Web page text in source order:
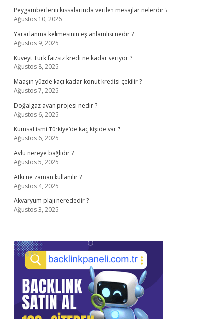
Peygamberlerin kıssalarında verilen mesajlar nelerdir ?
Ağustos 10, 2026
Yararlanma kelimesinin eş anlamlısı nedir ?
Ağustos 9, 2026
Kuveyt Türk faizsiz kredi ne kadar veriyor ?
Ağustos 8, 2026
Maaşın yüzde kaçı kadar konut kredisi çekilir ?
Ağustos 7, 2026
Doğalgaz avan projesi nedir ?
Ağustos 6, 2026
Kumsal ismi Türkiye’de kaç kişide var ?
Ağustos 6, 2026
Avlu nereye bağlıdır ?
Ağustos 5, 2026
Atkı ne zaman kullanılır ?
Ağustos 4, 2026
Akvaryum plajı nerededir ?
Ağustos 3, 2026